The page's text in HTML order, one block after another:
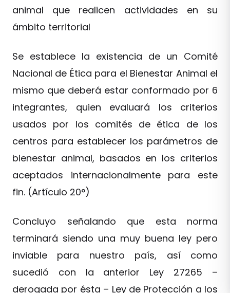
animal que realicen actividades en su
ámbito territorial
Se establece la existencia de un Comité
Nacional de Ética para el Bienestar Animal el
mismo que deberá estar conformado por 6
integrantes, quien evaluará los criterios
usados por los comités de ética de los
centros para establecer los parámetros de
bienestar animal, basados en los criterios
aceptados internacionalmente para este
fin. (Artículo 20°)
Concluyo señalando que esta norma
terminará siendo una muy buena ley pero
inviable para nuestro país, así como
sucedió con la anterior Ley 27265 –
derogada por ésta – Ley de Protección a los